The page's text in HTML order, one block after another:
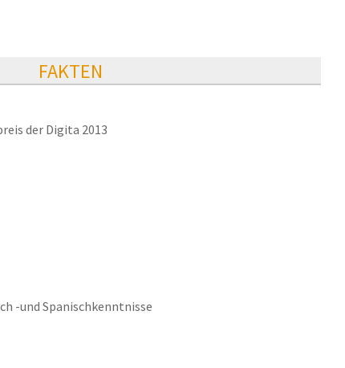
FAKTEN
der Digita 2013
-und Spanischkenntnisse